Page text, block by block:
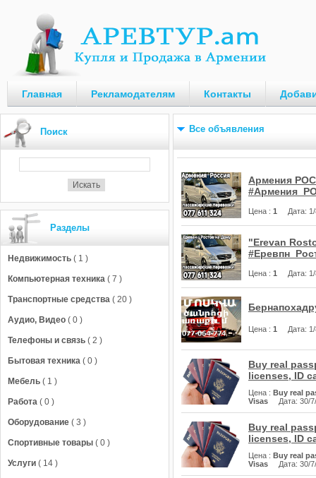
Главная Рекламодателям Контакты
Поиск
Разделы
Недвижимость ( 1 )
Компьютерная техника ( 7 )
Транспортные средства ( 20 )
Аудио, Видео ( 0 )
Телефоны и связь ( 2 )
Бытовая техника ( 0 )
Мебель ( 1 )
Работа ( 0 )
Оборудование ( 3 )
Спортивные товары ( 0 )
Услуги ( 14 )
Все объявления
Армения
Цена : 1 Дата:
"Erevan
Цена : 1 Дата:
Цена : 1 Дата:
Buy real
licenses, ID
Цена : Buy real
Visas
Дата: 30/
Buy real
licenses, ID
Цена : Buy real
Visas
Дата: 30/